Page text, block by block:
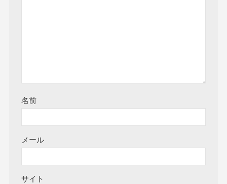
名前
メール
サイト